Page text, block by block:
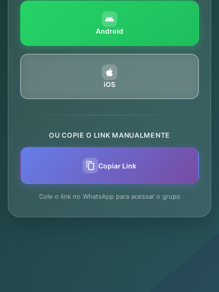
Android
iOS
OU COPIE O LINK MANUALMENTE
Copiar Link
Cole o link no WhatsApp para acessar o grupo